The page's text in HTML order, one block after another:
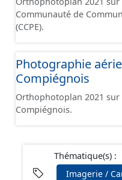
Communauté de
(CCPE).
Photographie
Compiégnois
Orthophotoplan 2021
Compiégnois.
Thématique(s) :
Imagerie /